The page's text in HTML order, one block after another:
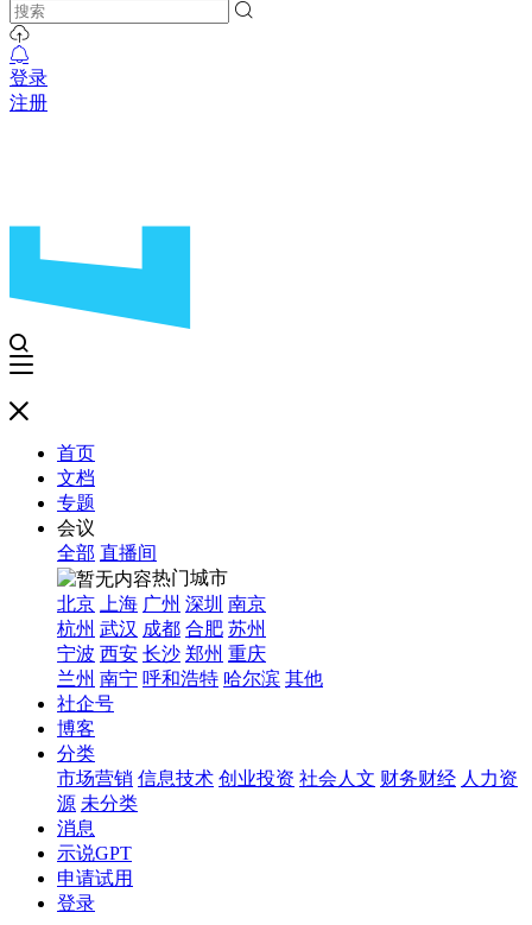
登录
注册
首页
文档
专题
会议
全部 直播间
热门城市
北京
上海 广州 深圳 南京
杭州 武汉 成都 合肥 苏州
宁波 西安 长沙 郑州 重庆
兰州 南宁 呼和浩特 哈尔滨 其他
社企号
博客
分类
市场营销 信息技术 创业投资 社会人文 财务财经 人力资
源 未分类
消息
示说GPT
申请试用
登录